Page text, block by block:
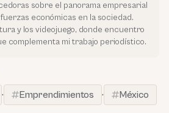
sobre el panorama empresarial
económicas en la sociedad.
y los videojuego, donde encuentro
complementa mi trabajo periodístico.
· Emprendimientos · México